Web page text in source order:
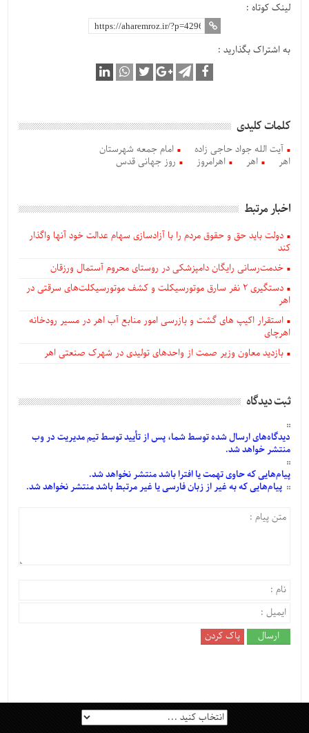
لینک کوتاه :
به اشتراک بگذارید :
کلمات کلیدی
آیت الله جواد حاجی زاده
امام جمعه شهرستان
اهر
اهر اهرامروز روز جهانی قدس
اخبار مرتبط
دولت باید حق و حقوق مردم را با آزادسازی سهام عدالت خود آنها واگذار
کند
خدمت‌رسانی رایگان دامپزشکی در روستای محروم آستمال ورزقان
دستگيری ۲ نفر سارق موتورسیکلت و کشف موتورسیکلت‌های سرقتی در
اهر
استقرار اکیپ های گشت و بازرسی امور منابع آب اهر در مسیر رودخانه
اهرچای
بازدید معاون وزیر صمت از واحدهای تولیدی در شهرک صنعتی اهر
ثبت دیدگاه
دیدگاه‌هایارسالشدهتوسط شما، پس ازتأییدتوسط تیم مدیریت در وب
منتشر خواهد شد.
پیام‌هاییکه حاوی تهمت یا افترا باشد منتشر نخواهد شد.
پیام‌هاییکه به غیر از زبان فارسی یا غیر مرتبط باشد منتشر نخواهد شد.